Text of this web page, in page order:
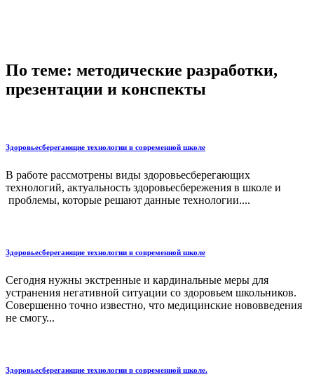
По теме: методические разработки,
презентации и конспекты
Здоровьесберегающие технологии в современной школе
В работе рассмотрены виды здоровьесберегающих
технологий, актуальность здоровьесбережения в школе и
проблемы, которые решают данные технологии....
Здоровьесберегающие технологии в современной школе
Сегодня нужны экстренные и кардинальные меры для
устранения негативной ситуации со здоровьем школьников.
Совершенно точно известно, что медицинские нововведения
не смогу...
Здоровьесберегающие технологии в современной школе.